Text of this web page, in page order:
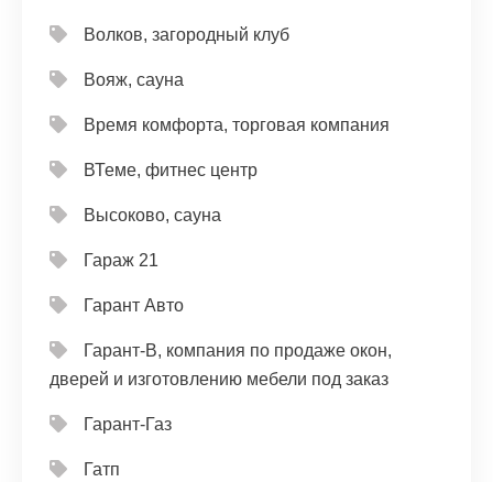
Волков, загородный клуб
Вояж, сауна
Время комфорта, торговая компания
ВТеме, фитнес центр
Высоково, сауна
Гараж 21
Гарант Авто
Гарант-В, компания по продаже окон,
дверей и изготовлению мебели под заказ
Гарант-Газ
Гатп